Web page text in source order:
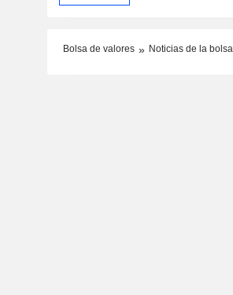
Bolsa de valores Noticias de la bolsa